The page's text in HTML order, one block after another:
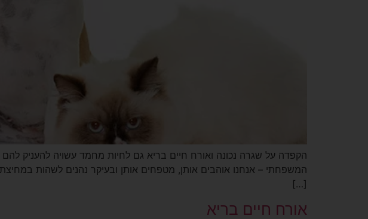
הקפדה על שגרה נכונה ואורח חיים בריא גם לחיות מחמד עשויה להעניק
המשפחתי – אנחנו אוהבים אותן, מטפחים אותן ובעיקר נהנים לשהות
[…]
אורח חיים בריא